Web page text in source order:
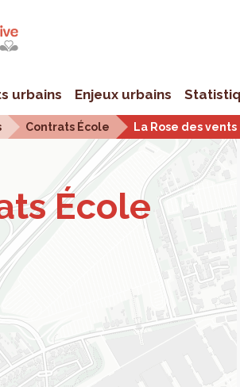
urbains Enjeux urbains
Contrats École La Rose des vents
École